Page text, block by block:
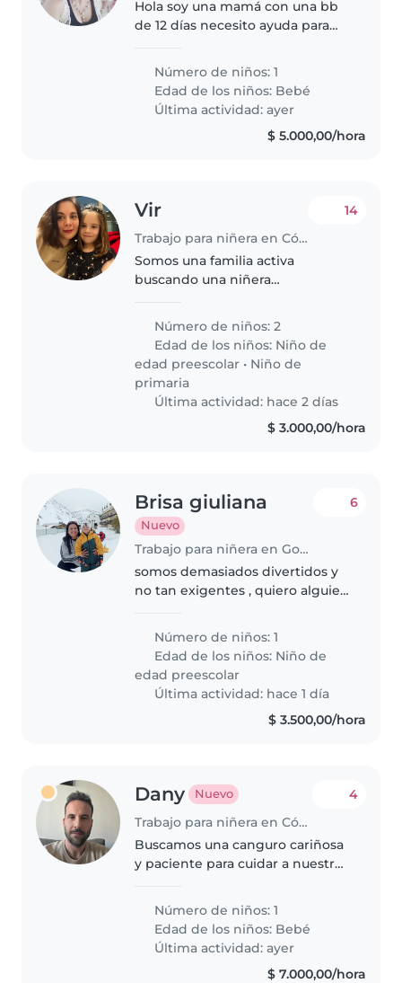
Hola soy una mamá con una bb
de 12 días necesito ayuda para
Número de niños: 1
Edad de los niños: Bebé
Última actividad: ayer
$ 5.000,00/hora
Vir
Trabajo para niñera en Córdoba
14
Somos una familia activa
buscando una niñera
edad preescolar y otro escolar.
Necesitamos alguien cariñoso
que se sienta cómodo..
Número de niños: 2
Edad de los niños: Niño de
edad preescolar • Niño de
primaria
Última actividad: hace 2 días
$ 3.000,00/hora
Brisa giuliana
Nuevo
Trabajo para niñera en Godoy Cruz
6
somos demasiados divertidos y
no tan exigentes , quiero alguien
mí hijo y pueda cuidarlo sin
preocupaciones
Número de niños: 1
Edad de los niños: Niño de
edad preescolar
Última actividad: hace 1 día
$ 3.500,00/hora
Dany Nuevo
Trabajo para niñera en Córdoba
4
Buscamos una canguro cariñosa
y paciente para cuidar a nuestro
casa. ¡Idealmente alguien que
adore a los bebés tranquilos y
divertidos! Conecta con
nosotros..
Número de niños: 1
Edad de los niños: Bebé
Última actividad: ayer
$ 7.000,00/hora